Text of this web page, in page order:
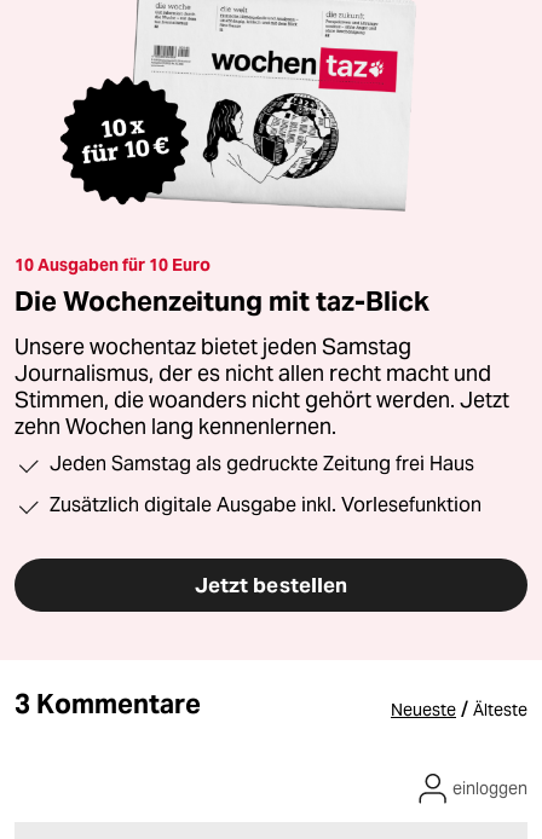
10 Ausgaben für 10 Euro
Die Wochenzeitung mit taz-Blick
Unsere wochentaz bietet jeden Samstag
Journalismus, der es nicht allen recht macht und
Stimmen, die woanders nicht gehört werden. Jetzt
zehn Wochen lang kennenlernen.
Jeden Samstag als gedruckte Zeitung frei Haus
Zusätzlich digitale Ausgabe inkl. Vorlesefunktion
Jetzt bestellen
3 Kommentare Neueste / Älteste
einloggen